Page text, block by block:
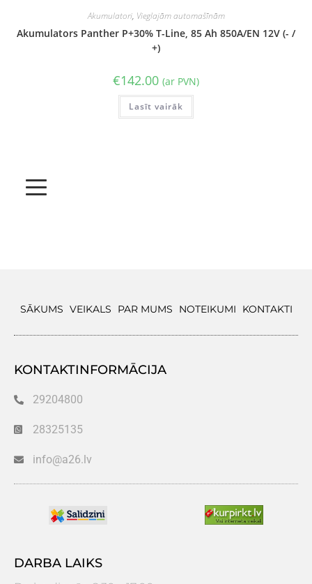
Akumulatori, Vieglajām automašīnām
Akumulators Panther P+30% T-Line, 85 Ah 850A/EN 12V (- /
+)
€142.00 (ar PVN)
Lasīt vairāk
SĀKUMS VEIKALS PAR MUMS NOTEIKUMI KONTAKTI
KONTAKTINFORMĀCIJA
29204800
28325135
info@a26.lv
DARBA LAIKS